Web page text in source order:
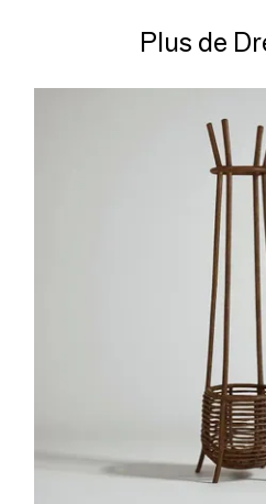
Plus de